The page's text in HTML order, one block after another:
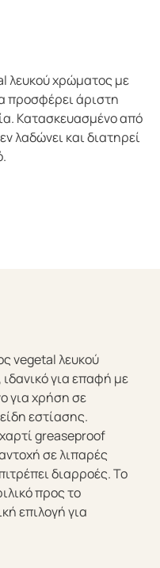
λευκού χρώματος με
προσφέρει άριστη
Κατασκευασμένο από
λαδώνει και διατηρεί
vegetal λευκού
για επαφή με
για χρήση σε
εστίασης.
greaseproof
σε λιπαρές
διαρροές. Το
προς το
επιλογή για